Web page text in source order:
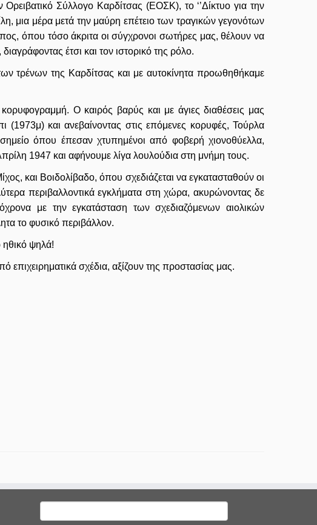
Σύλλογο Καρδίτσας (ΕΟΣΚ), το ‘’Δίκτυο για την
μια μέρα μετά την μαύρη επέτειο των τραγικών γεγονότων
όπου τόσο άκριτα οι σύγχρονοι σωτήρες μας, θέλουν να
έτσι και τον ιστορικό της ρόλο.
τρένων της Καρδίτσας και με αυτοκίνητα προωθηθήκαμε
Ο καιρός βαρύς και με άγιες διαθέσεις μας
και ανεβαίνοντας στις επόμενες κορυφές, Τούρλα
όπου έπεσαν χτυπημένοι από φοβερή χιονοθύελλα,
1947 και αφήνουμε λίγα λουλούδια στη μνήμη τους.
και Βοιδολίβαδο, όπου σχεδιάζεται να εγκατασταθούν οι
περιβαλλοντικά εγκλήματα στη χώρα, ακυρώνοντας δε
με την εγκατάσταση των σχεδιαζόμενων αιολικών
το φυσικό περιβάλλον.
ηθικό ψηλά!
σχέδια, αξίζουν της προστασίας μας.
για: